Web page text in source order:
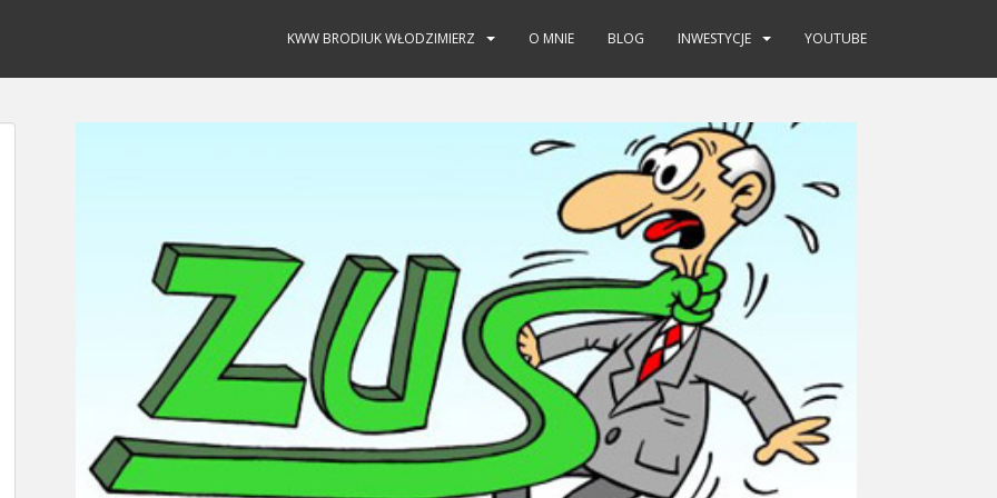
KWW BRODIUK WŁODZIMIERZ O MNIE BLOG INWESTYCJE YOUTUBE